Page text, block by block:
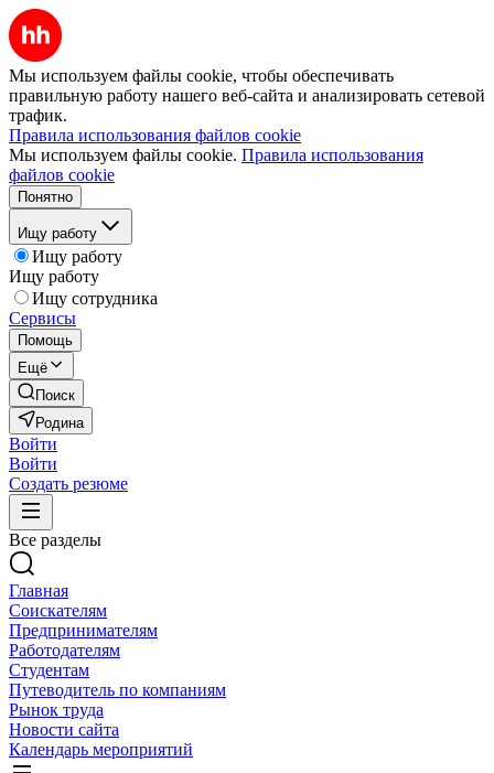
Мы используем файлы cookie, чтобы обеспечивать
правильную работу нашего веб-сайта и анализировать сетевой
трафик.
Правила использования файлов cookie
Мы используем файлы cookie. Правила использования
файлов cookie
Понятно
Ищу работу
Ищу работу
Ищу работу
Ищу сотрудника
Сервисы
Помощь
Ещё
Поиск
Родина
Войти
Войти
Создать резюме
Все разделы
Главная
Соискателям
Предпринимателям
Работодателям
Студентам
Путеводитель по компаниям
Рынок труда
Новости сайта
Календарь мероприятий